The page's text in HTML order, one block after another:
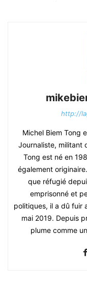
http://
Michel Biem Tong
Journaliste, militant
Tong est né en
également
que réfugié
emprisonné et
politiques, il a dû fuir
mai 2019. Depuis
plume comme